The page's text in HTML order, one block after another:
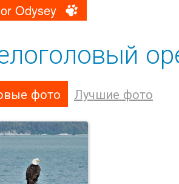
Odysey
фото Лучшие фото